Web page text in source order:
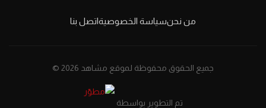
من نحنسياسة الخصوصيةاتصل بنا
جميع الحقوق محفوظة لموقع مشاهد 2026 ©
تم التطوير بواسطة